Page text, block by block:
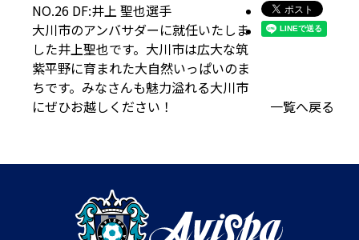
NO.26 DF:井上 聖也選手
大川市のアンバサダーに就任いたしま
した井上聖也です。大川市は広大な筑
紫平野に育まれた大自然いっぱいのま
ちです。みなさんも魅力溢れる大川市
にぜひお越しください！
一覧へ戻る